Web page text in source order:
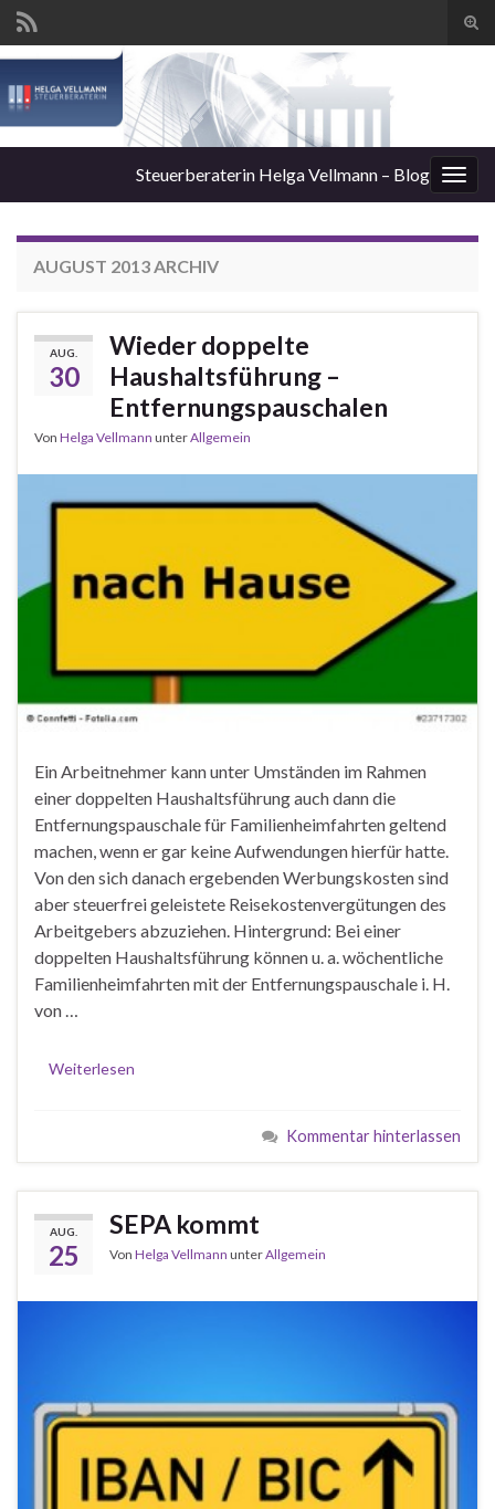
Steuerberaterin Helga Vellmann – Blog
AUGUST 2013ARCHIV
AUG.
30
Wieder doppelte
Haushaltsführung –
Entfernungspauschalen
Von Helga Vellmann unterAllgemein
Ein Arbeitnehmer kann unter Umständen im Rahmen
einer doppelten Haushaltsführung auch dann die
Entfernungspauschale für Familienheimfahrten geltend
machen, wenn er gar keine Aufwendungen hierfür hatte.
Von den sich danach ergebenden Werbungskosten sind
aber steuerfrei geleistete Reisekostenvergütungen des
Arbeitgebers abzuziehen. Hintergrund: Bei einer
doppelten Haushaltsführung können u. a. wöchentliche
Familienheimfahrten mit der Entfernungspauschale i. H.
von …
Weiterlesen
Kommentar hinterlassen
AUG.
25
SEPA kommt
Von Helga Vellmann unterAllgemein